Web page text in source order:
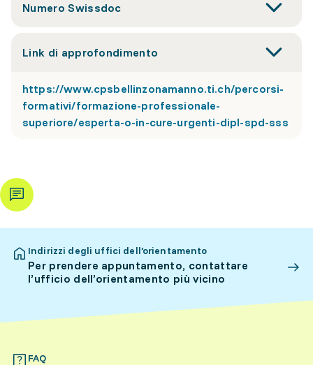
Numero Swissdoc
Link di approfondimento
https://www.cpsbellinzonamanno.ti.ch/percorsi-
formativi/formazione-professionale-
superiore/esperta-o-in-cure-urgenti-dipl-spd-sss
Indirizzi degli uffici dell’orientamento
Per prendere appuntamento, contattare
l’ufficio dell’orientamento più vicino
FAQ